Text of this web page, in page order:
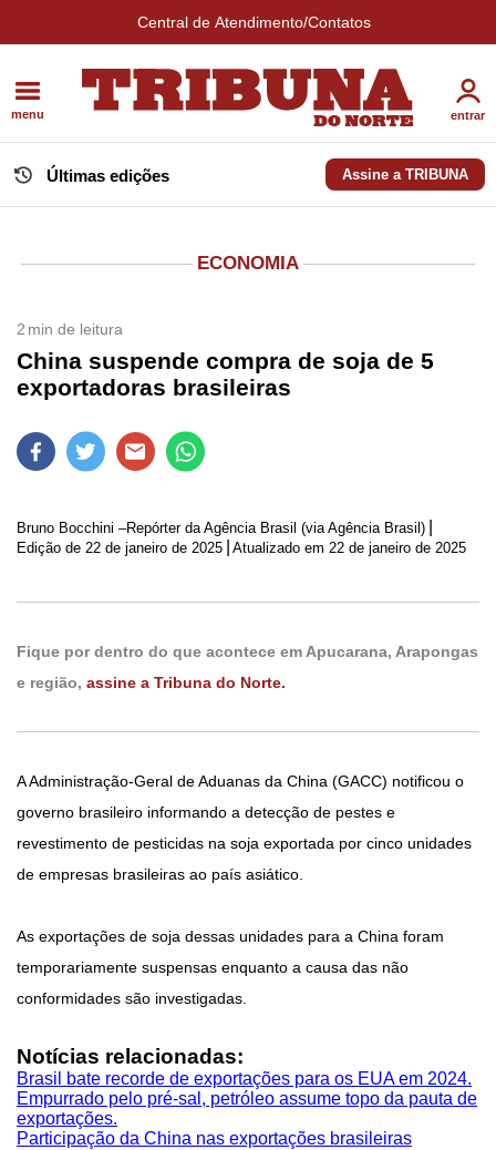
Central de Atendimento/Contatos
menu entrar
Últimas edições Assine a TRIBUNA
ECONOMIA
2 min de leitura
China suspende compra de soja de 5
exportadoras brasileiras
Bruno Bocchini –Repórter da Agência Brasil (via Agência Brasil)
Edição de 22 de janeiro de 2025 Atualizado em 22 de janeiro de 2025
Fique por dentro do que acontece em Apucarana, Arapongas
e região, assine a Tribuna do Norte.
A Administração-Geral de Aduanas da China (GACC) notificou o
governo brasileiro informando a detecção de pestes e
revestimento de pesticidas na soja exportada por cinco unidades
de empresas brasileiras ao país asiático.
As exportações de soja dessas unidades para a China foram
temporariamente suspensas enquanto a causa das não
conformidades são investigadas.
Notícias relacionadas:
Brasil bate recorde de exportações para os EUA em 2024.
Empurrado pelo pré-sal, petróleo assume topo da pauta de
exportações.
Participação da China nas exportações brasileiras